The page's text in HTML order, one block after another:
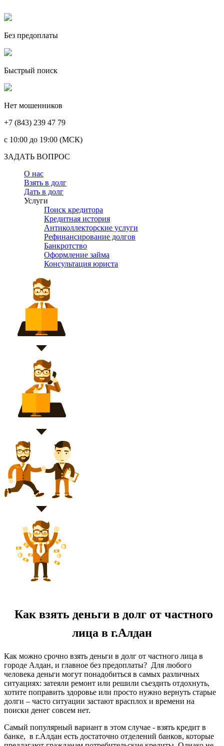
Без предоплаты
Быстрый поиск
Нет мошенников
+7 (843) 239 47 79
c 10:00 до 19:00 (МСК)
ЗАДАТЬ ВОПРОС
О нас
Взять в долг
Дать в долг
Услуги
Поиск кредитора
Кредитная история
Антиколлекторские услуги
Рефинансирование долгов
Банкротство
Оформление займа
Консультация юриста
Как взять деньги в долг от частного
лица в г.Алдан
Как можно срочно взять деньги в долг от частного лица в
городе Алдан, и главное без предоплаты? Для любого
человека деньги могут понадобиться в самых различных
ситуациях: затеяли ремонт или решили съездить отдохнуть,
хотите поправить здоровье или просто нужно вернуть старые
долги – часто ситуации застают врасплох и времени на
поиски денег совсем нет.
Самый популярный вариант в этом случае - взять кредит в
банке, в г.Алдан есть достаточно отделений банков, которые